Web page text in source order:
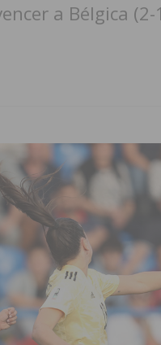
a Bélgica